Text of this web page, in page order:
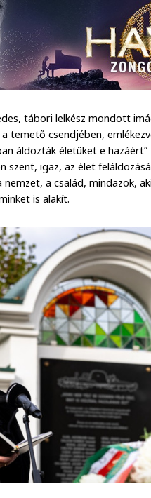
tábori lelkész mondott
temető csendjében,
áldozták életüket e
szent, igaz, az élet
a család, mindazok,
is alakít.